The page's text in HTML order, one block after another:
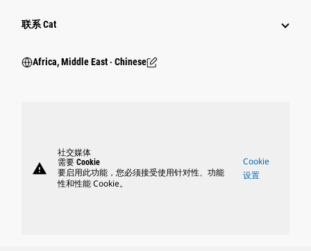
行业
联系 Cat
Africa, Middle East ‧ Chinese
warning
社交媒体
需要 Cookie
要启用此功能，您必须接受使用针对性、功能
性和性能 Cookie。
Cookie
设置